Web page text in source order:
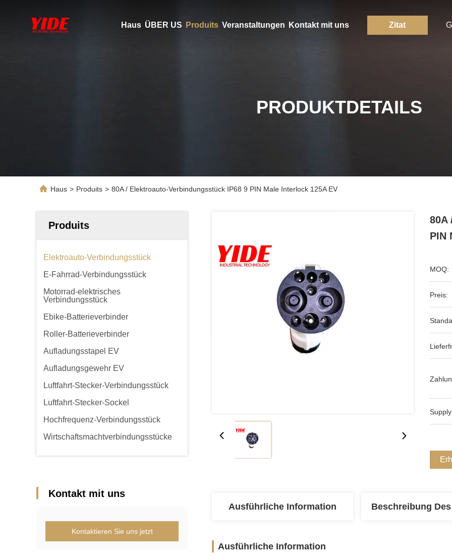
Haus ÜBER US Produits Veranstaltungen Kontakt mit uns Zitat
PRODUKTDETAILS
Haus > Produits > 80A / Elektroauto-Verbindungsstück IP68 9 PIN Male Interlock 125A EV
Produits
Elektroauto-Verbindungsstück
E-Fahrrad-Verbindungsstück
Motorrad-elektrisches
Verbindungsstück
Ebike-Batterieverbinder
Roller-Batterieverbinder
Aufladungsstapel EV
Aufladungsgewehr EV
Luftfahrt-Stecker-Verbindungsstück
Luftfahrt-Stecker-Sockel
Hochfrequenz-Verbindungsstück
Wirtschaftsmachtverbindungsstücke
Kontakt mit uns
Kontaktieren Sie uns jetzt
80A
PIN
MOQ:
Preis:
Ausführliche Information Beschreibung
Ausführliche Information